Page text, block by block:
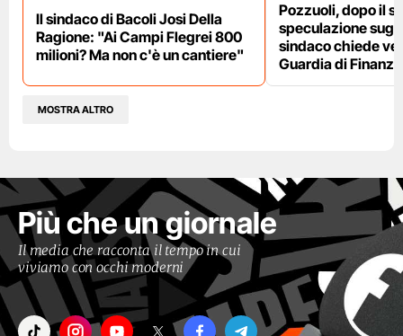
Il sindaco di Bacoli Josi Della
Ragione: "Ai Campi Flegrei 800
milioni? Ma non c'è un cantiere"
Pozzuoli, dopo il
speculazione
sindaco chiede
Guardia di Finanza
MOSTRA ALTRO
Più che un giornale
Il media che racconta il tempo in cui
viviamo con occhi moderni